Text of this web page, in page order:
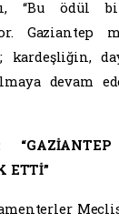
“Bu ödül
Gaziantep
devam
ETTİ”